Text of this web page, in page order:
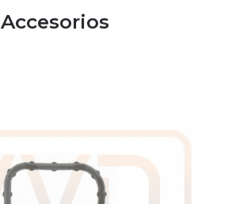
Accesorios